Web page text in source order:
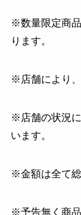
※数量限定商
ります。
※店舗により、
※店舗の状況
います。
※金額は全て総
※予告無く商